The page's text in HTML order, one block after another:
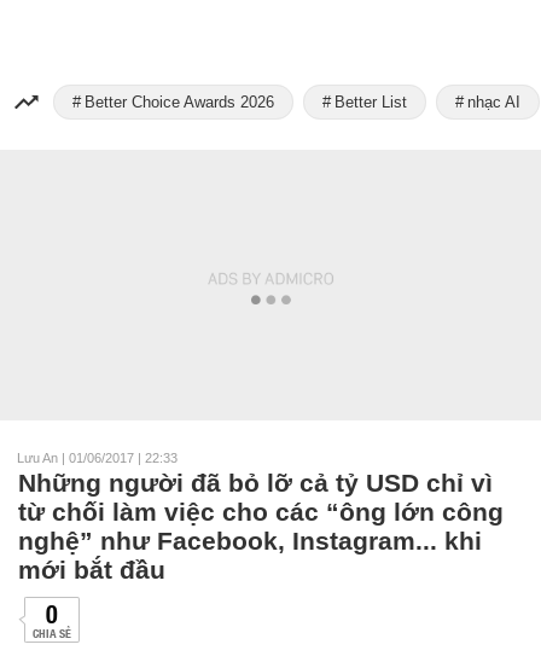
Better Choice Awards 2026 Better List nhạc AI
Lưu An | 01/06/2017 | 22:33
Những người đã bỏ lỡ cả tỷ USD chỉ vì
từ chối làm việc cho các “ông lớn công
nghệ” như Facebook, Instagram... khi
mới bắt đầu
0
CHIA SẺ